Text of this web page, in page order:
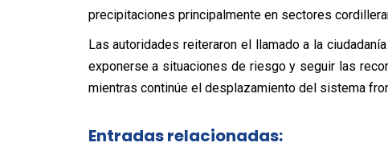
precipitaciones principalmente en sectores
Las autoridades reiteraron el llamado a la
exponerse a situaciones de riesgo y seguir las
mientras continúe el desplazamiento del sistema
Entradas relacionadas: